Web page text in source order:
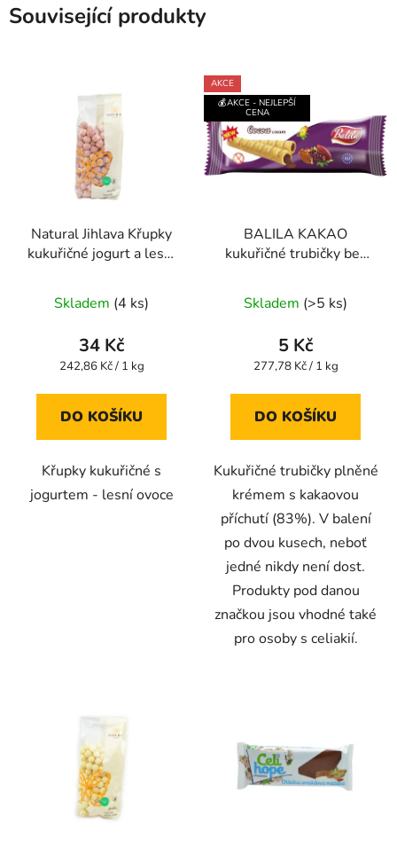
Související produkty
Natural Jihlava Křupky
kukuřičné jogurt a lesní
hodnocení
produktu
je
z
Skladem (4 ks)
34 Kč
Měrná
242,86 Kč / 1 kg
DO KOŠÍKU
Křupky kukuřičné s
jogurtem - lesní ovoce
AKCE
💰AKCE - NEJLEPŠÍ
CENA
BALILA KAKAO
kukuřičné trubičky bez
hodnocení
produktu
je
z
Skladem (>5 ks)
5 Kč
Měrná
277,78 Kč / 1 kg
DO KOŠÍKU
Kukuřičné trubičky plněné
krémem s kakaovou
příchutí (83%). V balení
po dvou kusech, neboť
jedné nikdy není dost.
Produkty pod danou
značkou jsou vhodné také
pro osoby s celiakií.